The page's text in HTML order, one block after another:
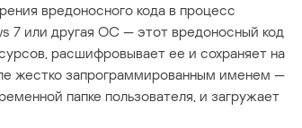
вредоносного кода в процесс
7 или другая ОС — этот вредоносный код
расшифровывает ее и сохраняет на
жестко запрограммированным именем —
папке пользователя, и загружает